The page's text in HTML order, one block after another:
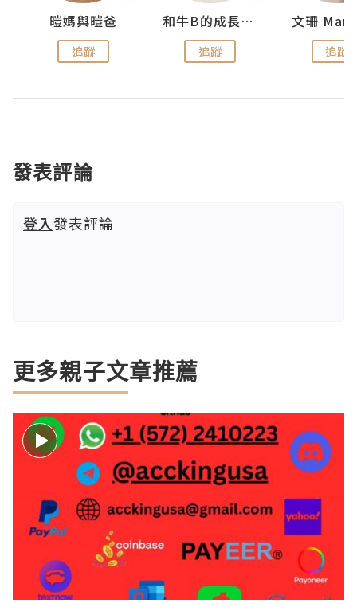
暟媽與暟爸
追蹤
和牛B的成長日記
追蹤
文珊
追蹤
發表評論
登入發表評論
更多親子文章推薦